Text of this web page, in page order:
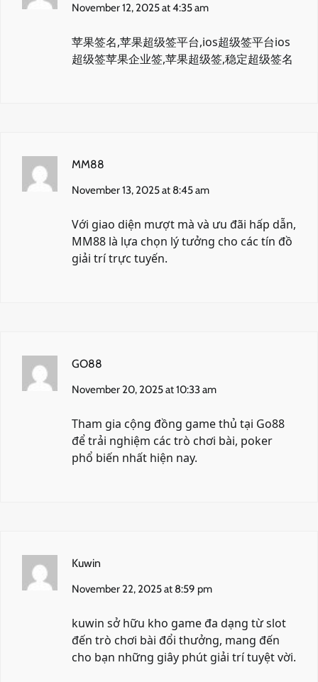
November 12, 2025 at 4:35 am
苹果签名,苹果超级签平台,ios超级签平台ios
超级签苹果企业签,苹果超级签,稳定超级签名
MM88
November 13, 2025 at 8:45 am
Với giao diện mượt mà và ưu đãi hấp dẫn,
MM88 là lựa chọn lý tưởng cho các tín đồ
giải trí trực tuyến.
GO88
November 20, 2025 at 10:33 am
Tham gia cộng đồng game thủ tại Go88
để trải nghiệm các trò chơi bài, poker
phổ biến nhất hiện nay.
Kuwin
November 22, 2025 at 8:59 pm
kuwin sở hữu kho game đa dạng từ slot
đến trò chơi bài đổi thưởng, mang đến
cho bạn những giây phút giải trí tuyệt vời.